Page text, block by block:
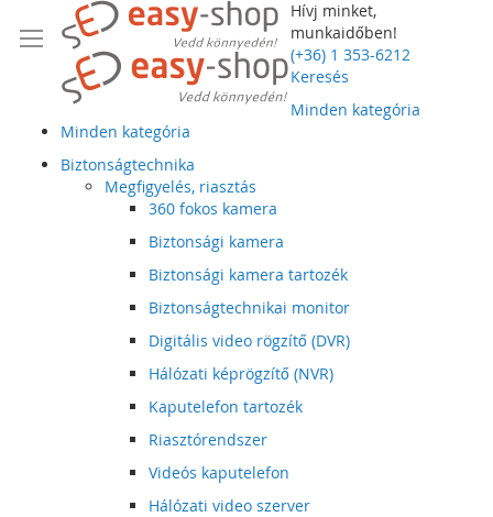
Hívj minket,
munkaidőben!
(+36) 1 353-6212
Keresés
Minden kategória
Minden kategória
Biztonságtechnika
Megfigyelés, riasztás
360 fokos kamera
Biztonsági kamera
Biztonsági kamera tartozék
Biztonságtechnikai monitor
Digitális video rögzítő (DVR)
Hálózati képrögzítő (NVR)
Kaputelefon tartozék
Riasztórendszer
Videós kaputelefon
Hálózati video szerver